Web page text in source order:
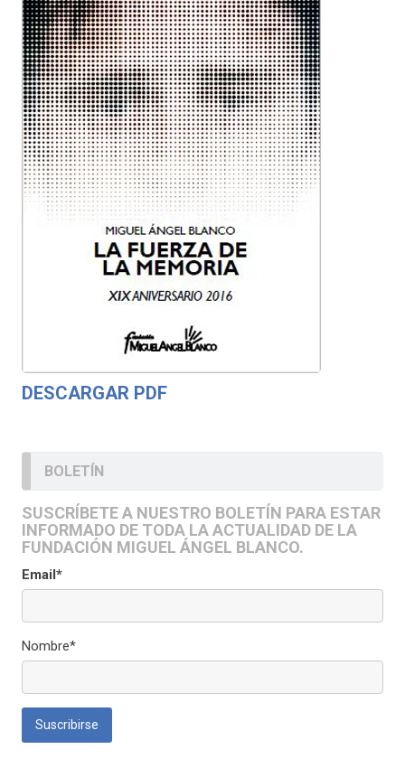
DESCARGAR PDF
BOLETÍN
SUSCRÍBETE A NUESTRO BOLETÍN PARA ESTAR
INFORMADO DE TODA LA ACTUALIDAD DE LA
FUNDACIÓN MIGUEL ÁNGEL BLANCO.
Email*
Nombre*